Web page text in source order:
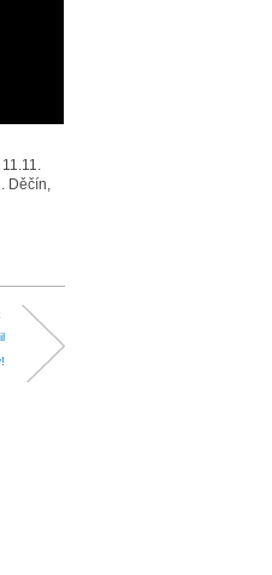
Děčín,